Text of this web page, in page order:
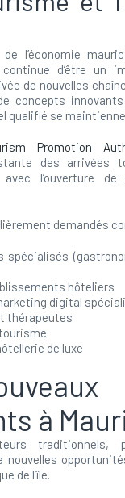
l’économie
continue d’être un
de nouvelles
concepts innovants
qualifié se
Promotion
des arrivées
l’ouverture de
demandés
spécialisés
hôteliers
digital
thérapeutes
de luxe
à
traditionnels,
nouvelles
de l’île.